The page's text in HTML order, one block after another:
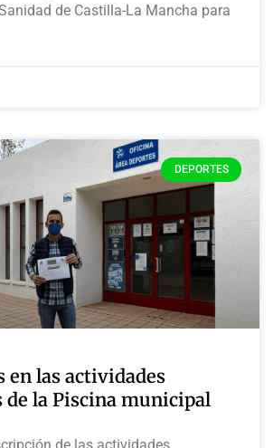
de Castilla-La Mancha para
DEPORTES
en las actividades
de la Piscina municipal